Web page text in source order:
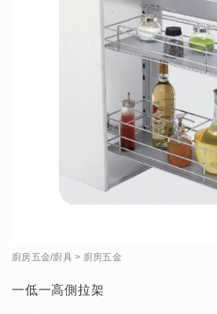
廚房五金/廚具 廚房五金
一低一高側拉架